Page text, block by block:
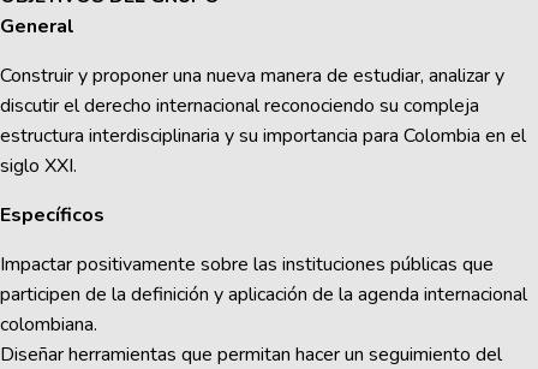
General
Construir y proponer una nueva manera de estudiar, analizar y
discutir el derecho internacional reconociendo su compleja
estructura interdisciplinaria y su importancia para Colombia en el
siglo XXI.
Específicos
Impactar positivamente sobre las instituciones públicas que
participen de la definición y aplicación de la agenda internacional
colombiana.
Diseñar herramientas que permitan hacer un seguimiento del